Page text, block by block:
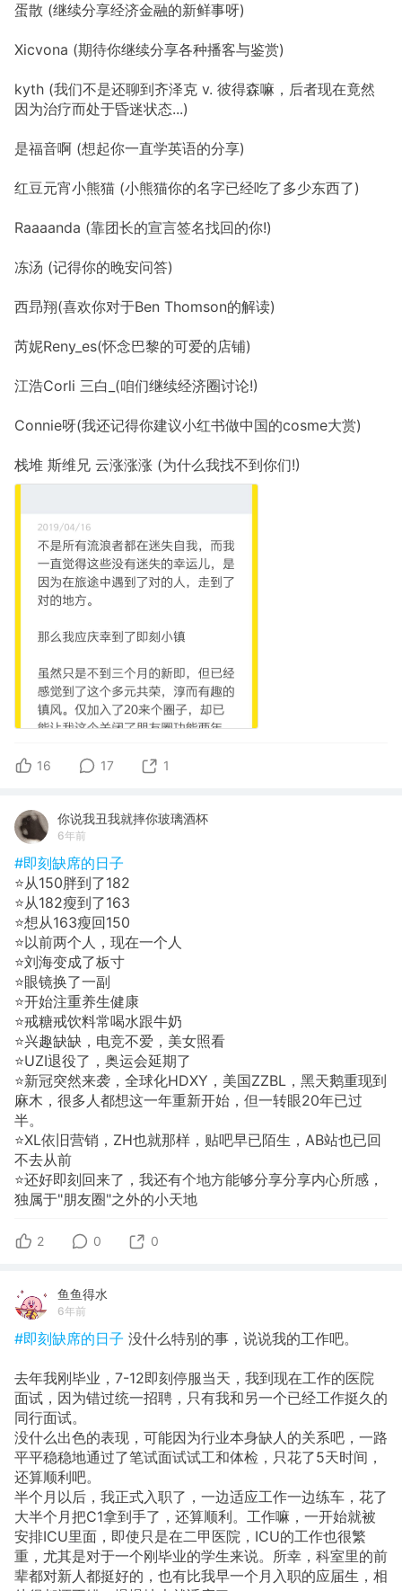
蛋散 (继续分享经济金融的新鲜事呀)
Xicvona (期待你继续分享各种播客与鉴赏)
kyth (我们不是还聊到齐泽克 v. 彼得森嘛，后者现在竟然
因为治疗而处于昏迷状态...)
是福音啊 (想起你一直学英语的分享)
红豆元宵小熊猫 (小熊猫你的名字已经吃了多少东西了)
Raaaanda (靠团长的宣言签名找回的你!)
冻汤 (记得你的晚安问答)
西昻翔(喜欢你对于Ben Thomson的解读)
芮妮Reny_es(怀念巴黎的可爱的店铺)
江浩Corli 三白_(咱们继续经济圈讨论!)
Connie呀(我还记得你建议小红书做中国的cosme大赏)
栈堆 斯维兄 云涨涨涨 (为什么我找不到你们!)
16 17 1
你说我丑我就摔你玻璃酒杯
6年前
#即刻缺席的日子
⭐从150胖到了182
⭐从182瘦到了163
⭐想从163瘦回150
⭐以前两个人，现在一个人
⭐刘海变成了板寸
⭐眼镜换了一副
⭐开始注重养生健康
⭐戒糖戒饮料常喝水跟牛奶
⭐兴趣缺缺，电竞不爱，美女照看
⭐UZI退役了，奥运会延期了
⭐新冠突然来袭，全球化HDXY，美国ZZBL，黑天鹅重现到
麻木，很多人都想这一年重新开始，但一转眼20年已过
半。
⭐XL依旧营销，ZH也就那样，贴吧早已陌生，AB站也已回
不去从前
⭐还好即刻回来了，我还有个地方能够分享分享内心所感，
独属于"朋友圈"之外的小天地
2 0 0
鱼鱼得水
6年前
#即刻缺席的日子 没什么特别的事，说说我的工作吧。
去年我刚毕业，7-12即刻停服当天，我到现在工作的医院
面试，因为错过统一招聘，只有我和另一个已经工作挺久的
同行面试。
没什么出色的表现，可能因为行业本身缺人的关系吧，一路
平平稳稳地通过了笔试面试试工和体检，只花了5天时间，
还算顺利吧。
半个月以后，我正式入职了，一边适应工作一边练车，花了
大半个月把C1拿到手了，还算顺利。工作嘛，一开始就被
安排ICU里面，即使只是在二甲医院，ICU的工作也很繁
重，尤其是对于一个刚毕业的学生来说。所幸，科室里的前
辈都对新人都挺好的，也有比我早一个月入职的应届生，相